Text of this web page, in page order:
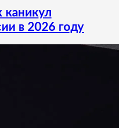
в 2026 году